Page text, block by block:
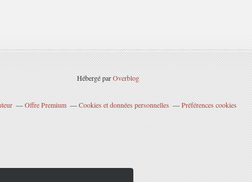
Hébergé parOverblog
Offre Premium Cookies et données personnelles Préférences cookies